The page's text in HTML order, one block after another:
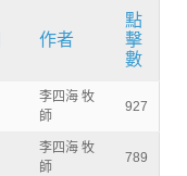
作者
點
擊
數
李四海 牧
師
927
李四海 牧
師
789